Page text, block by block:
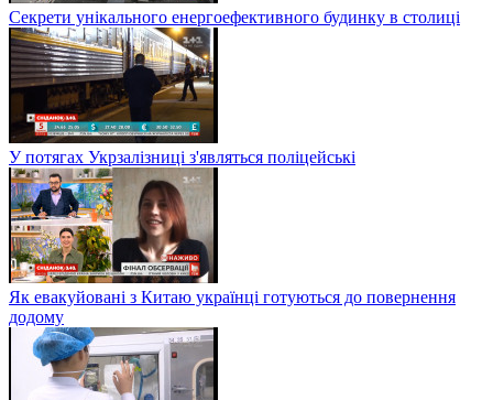
Секрети унікального енергоефективного будинку в столиці
У потягах Укрзалізниці з'являться поліцейські
Як евакуйовані з Китаю українці готуються до повернення
додому